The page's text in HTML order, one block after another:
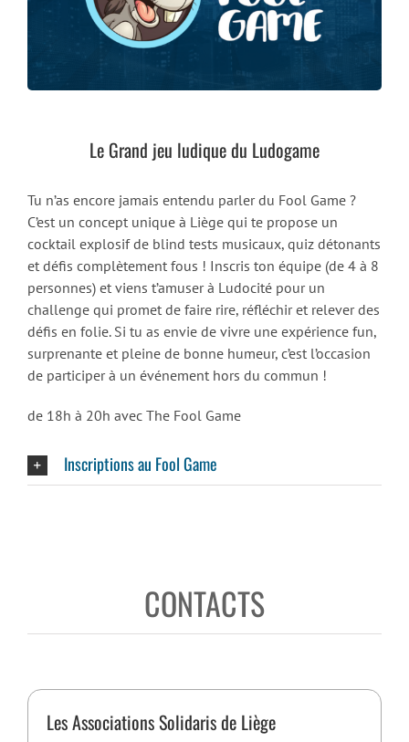
Le Grand jeu ludique du Ludogame
Tu n’as encore jamais entendu parler du Fool Game ?
C’est un concept unique à Liège qui te propose un
cocktail explosif de blind tests musicaux, quiz détonants
et défis complètement fous ! Inscris ton équipe (de 4 à 8
personnes) et viens t’amuser à Ludocité pour un
challenge qui promet de faire rire, réfléchir et relever des
défis en folie. Si tu as envie de vivre une expérience fun,
surprenante et pleine de bonne humeur, c’est l’occasion
de participer à un événement hors du commun !
de 18h à 20h avec The Fool Game
Inscriptions au Fool Game
CONTACTS
Les Associations Solidaris de Liège